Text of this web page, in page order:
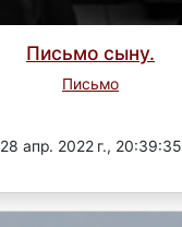
Письмо сыну.
Письмо
28 апр. 2022 г., 20:39:35